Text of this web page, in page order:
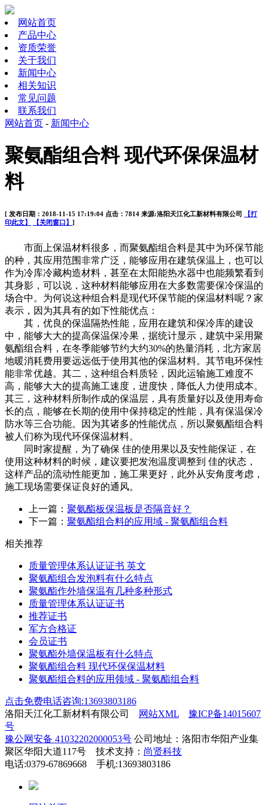
网站首页
产品中心
资质荣誉
关于我们
新闻中心
相关知识
常见问题
联系我们
网站首页 - 新闻中心
聚氨酯组合料 现代环保保温材
料
[ 发布日期：2018-11-15 17:19:04 点击：7814 来源:洛阳天江化工新材料有限公司
【打
印此文】
【关闭窗口】 ]
市面上保温材料很多，而聚氨酯组合料是其中为环保节能
的种，其应用范围非常广泛，能够应用在建筑保温上，也可以
作为冷库冷藏构造材料，甚至在太阳能热水器中也能频繁看到
其身影，可以说，这种材料能够应用在大多数需要保冷保温的
场合中。为何说这种组合料是现代环保节能的保温材料呢？家
表示，因为其具有的如下性能优点：
其，优良的保温隔热性能，应用在建筑和保冷库的建设
中，能够大大的提高保温保冷果，据统计显示，建筑中采用聚
氨酯组合料，在冬季能够节约大约30%的热量消耗，北方家居
地暖消耗费用要远远低于使用其他的保温材料。其节电环保性
能非常优越。其二，这种组合料质轻，因此运输施工难度不
高，能够大大的提高施工速度，进度快，降低人力使用成本。
其三，这种材料所制作成的保温层，具有质量好以及使用寿命
长的点，能够在长期的使用中保持稳定的性能，具有保温保冷
防水等三合功能。因为其诸多的性能优点，所以聚氨酯组合料
被人们称为现代环保保温材料。
同时家提醒，为了确保 佳的使用果以及安性能保证，在
使用这种材料的时候，建议要把发泡温度调整到 佳的状态，
这样产品的流动性能更加，施工果更好，此外从安角度考虑，
施工现场需要保证良好的通风。
上一篇： 聚氨酯板保温板是否隔音好？
下一篇： 聚氨酯组合料的应用域 - 聚氨酯组合料
相关推荐
质量管理体系认证证书 英文
聚氨酯组合发泡料有什么特点
聚氨酯作外墙保温有几种多种形式
质量管理体系认证证书
推荐证书
军方合格证
会员证书
聚氨酯外墙保温板有什么特点
聚氨酯组合料 现代环保保温材料
聚氨酯组合料的应用领域 - 聚氨酯组合料
点击免费电话咨询:13693803186
洛阳天江化工新材料有限公司
网站XML
豫ICP备14015607
号
豫公网安备 41032202000053号 公司地址：洛阳市华阳产业集
聚区华阳大道117号 技术支持： 尚贤科技
电话:0379-67869668 手机:13693803186